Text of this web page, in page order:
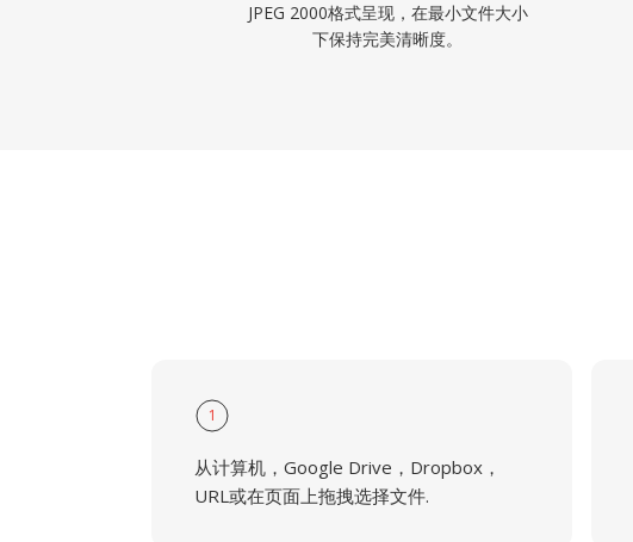
JPEG 2000格式呈现，在最小文件大小
下保持完美清晰度。
1
从计算机，Google Drive，Dropbox，
URL或在页面上拖拽选择文件.